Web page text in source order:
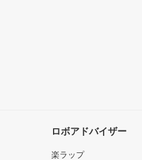
ロボアドバイザー
楽ラップ